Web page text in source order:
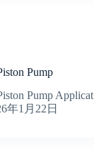
Pump
Pump
年1月22日